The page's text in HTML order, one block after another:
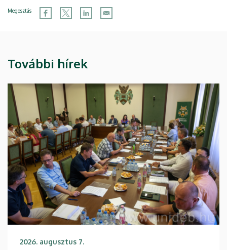
Megosztás
További hírek
2026. augusztus 7.